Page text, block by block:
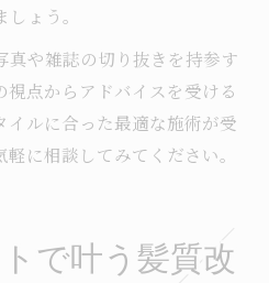
ょう。
真や雑誌の切り抜きを持参す
視点からアドバイスを受ける
イルに合った最適な施術が受
に相談してみてください。
で叶う髪質改